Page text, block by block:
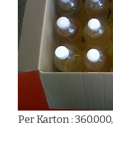
Per Karton : 360.000,